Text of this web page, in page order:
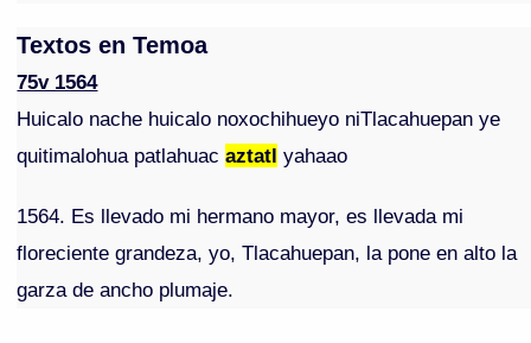
Textos en Temoa
75v 1564
Huicalo nache huicalo noxochihueyo niTlacahuepan ye
quitimalohua patlahuacaztatl yahaao
1564. Es llevado mi hermano mayor, es llevada mi
floreciente grandeza, yo, Tlacahuepan, la pone en alto la
garza de ancho plumaje.